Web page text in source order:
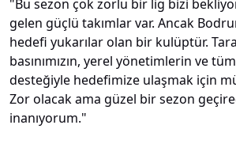
"Bu sezon çok zorlu bir lig bizi
gelen güçlü takımlar var. Ancak
hedefi yukarılar olan bir kulüptür.
basınımızın, yerel yönetimlerin ve
desteğiyle hedefimize ulaşmak için
Zor olacak ama güzel bir sezon
inanıyorum."